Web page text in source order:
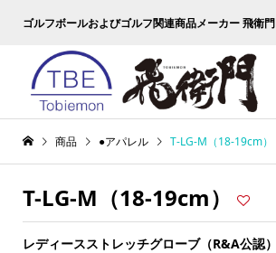
ゴルフボールおよびゴルフ関連商品メーカー 飛衛門
商品 ●アパレル T-LG-M（18-19cm）
T-LG-M（18-19cm）
レディースストレッチグローブ（R&A公認）